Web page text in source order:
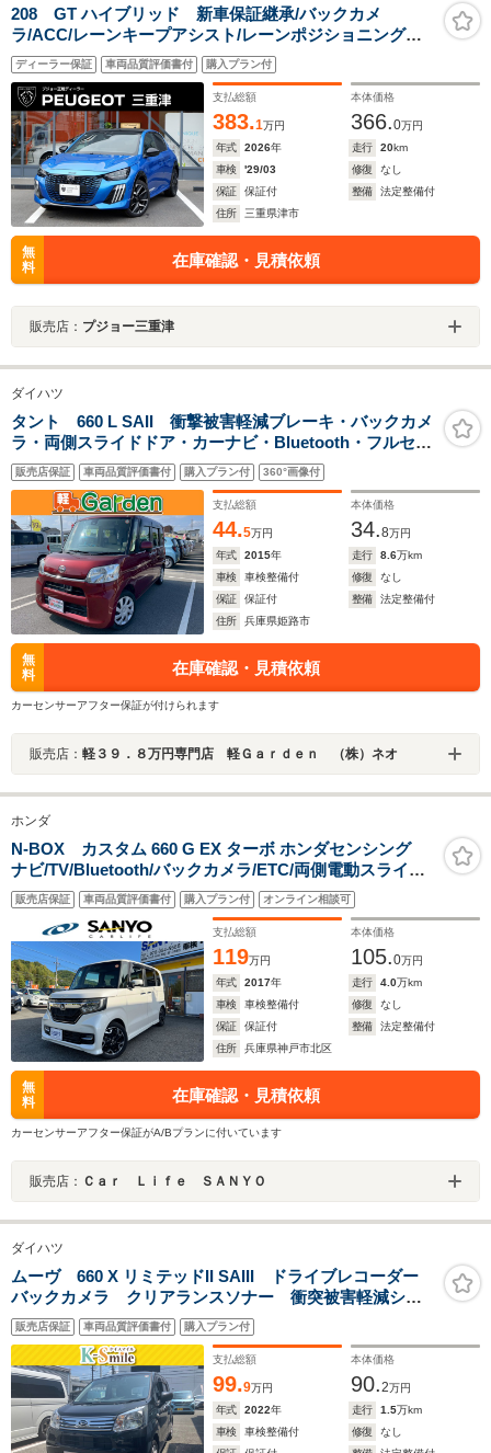
208 GT ハイブリッド 新車保証継承/バックカメ
ラ/ACC/レーンキープアシスト/レーンポジショニングア
シスト/ブラインドスポットモニター/LEDヘッドライト/フ
ロント・バックソナー/アップルカープレイ/アンドロイド
オート
ディーラー保証 車両品質評価書付 購入プラン付
支払総額
383.1万円
本体価格
366.0万円
年式
2026年 走行 20km
車検
'29/03 修復
なし
保証
保証付 整備
法定整備付
住所
三重県津市
無
料
在庫確認・見積依頼
販売店： プジョー三重津
ダイハツ
タント 660 L SAII 衝撃被害軽減ブレーキ・バックカメ
ラ・両側スライドドア・カーナビ・Bluetooth・フルセグ
TV・CD/DVD再生・禁煙車・アイドリングストップ・ベ
ンチシート・ルームクリーニング!
販売店保証 車両品質評価書付 購入プラン付 360°画像付
支払総額
44.5万円
本体価格
34.8万円
年式
2015年 走行 8.6万km
車検
車検整備付 修復
なし
保証
保証付 整備
法定整備付
住所
兵庫県姫路市
無
料
在庫確認・見積依頼
カーセンサーアフター保証が付けられます
販売店： 軽３９．８万円専門店 軽Ｇａｒｄｅｎ （株）ネオ
ホンダ
N-BOX カスタム 660 G EX ターボ ホンダセンシング
ナビ/TV/Bluetooth/バックカメラ/ETC/両側電動スライド
ドア/ターボ/ホンダセンシング
販売店保証 車両品質評価書付 購入プラン付 オンライン相談可
支払総額
119万円
本体価格
105.0万円
年式
2017年 走行 4.0万km
車検
車検整備付 修復
なし
保証
保証付 整備
法定整備付
住所
兵庫県神戸市北区
無
料
在庫確認・見積依頼
カーセンサーアフター保証がA/Bプランに付いています
販売店： Ｃａｒ Ｌｉｆｅ ＳＡＮＹＯ
ダイハツ
ムーヴ 660 X リミテッドII SAIII ドライブレコーダー
バックカメラ クリアランスソナー 衝突被害軽減シス
テム オートマチックハイビーム オートライト LED
ヘッドランプ スマートキー アイドリングストップ
電動格納ミラー
販売店保証 車両品質評価書付 購入プラン付
支払総額
99.9万円
本体価格
90.2万円
年式
2022年 走行 1.5万km
車検
車検整備付 修復
なし